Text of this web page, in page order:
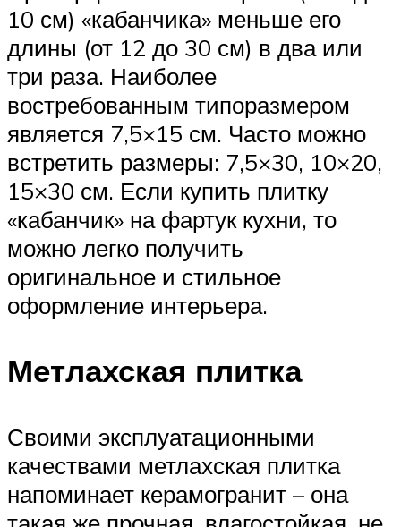
10 см) «кабанчика» меньше его
длины (от 12 до 30 см) в два или
три раза. Наиболее
востребованным типоразмером
является 7,5×15 см. Часто можно
встретить размеры: 7,5×30, 10×20,
15×30 см. Если купить плитку
«кабанчик» на фартук кухни, то
можно легко получить
оригинальное и стильное
оформление интерьера.
Метлахская плитка
Своими эксплуатационными
качествами метлахская плитка
напоминает керамогранит – она